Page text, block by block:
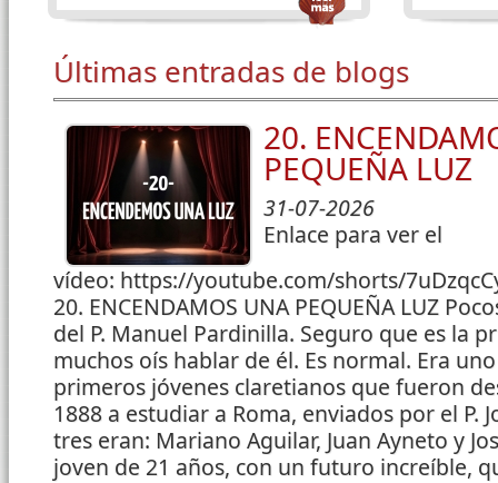
Últimas entradas de blogs
20.
PEQUEÑA LUZ
31-07-2026
Enlace para ver el
vídeo: https://youtube.com/shorts/
20. ENCENDAMOS UNA PEQUEÑA LUZ
del P. Manuel Pardinilla. Seguro que es la
muchos oís hablar de él. Es normal. Era
primeros jóvenes claretianos que fueron
1888 a estudiar a Roma, enviados por el P.
tres eran: Mariano Aguilar, Juan Ayneto y
joven de 21 años, con un futuro increíble,